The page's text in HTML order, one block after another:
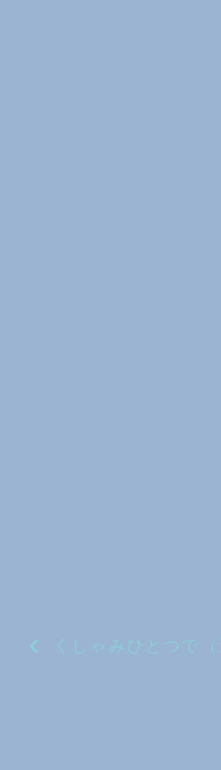
投
くしゃみひとつで（